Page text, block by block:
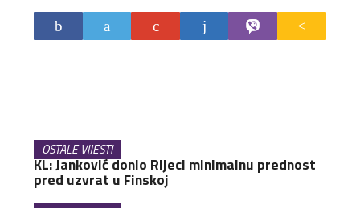
OSTALE VIJESTI
KL: Janković donio Rijeci minimalnu prednost
pred uzvrat u Finskoj